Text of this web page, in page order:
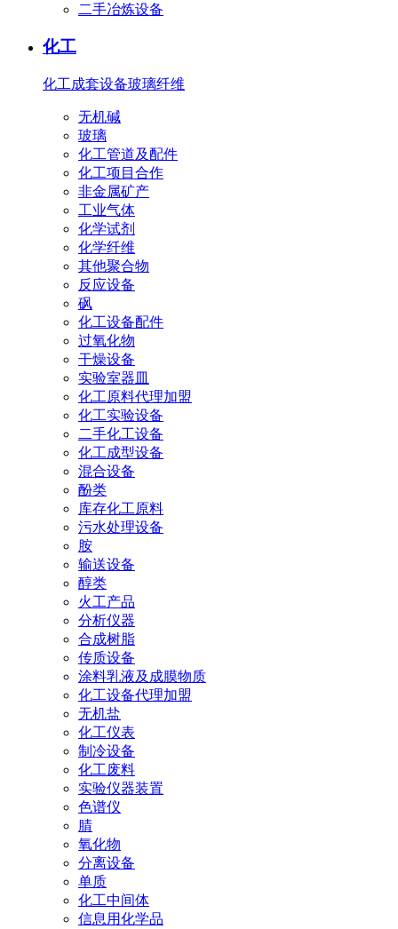
二手冶炼设备
化工
化工成套设备玻璃纤维
无机碱
玻璃
化工管道及配件
化工项目合作
非金属矿产
工业气体
化学试剂
化学纤维
其他聚合物
反应设备
砜
化工设备配件
过氧化物
干燥设备
实验室器皿
化工原料代理加盟
化工实验设备
二手化工设备
化工成型设备
混合设备
酚类
库存化工原料
污水处理设备
胺
输送设备
醇类
火工产品
分析仪器
合成树脂
传质设备
涂料乳液及成膜物质
化工设备代理加盟
无机盐
化工仪表
制冷设备
化工废料
实验仪器装置
色谱仪
腈
氧化物
分离设备
单质
化工中间体
信息用化学品